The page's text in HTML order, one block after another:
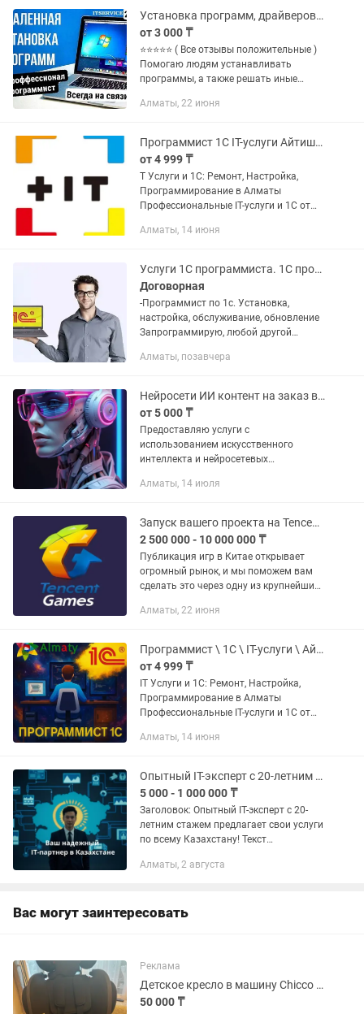
быстро...
Установка программ, драйверов, антивирус, MS Office Ворд Ексель, программи
от 3 000 ₸
⭐️⭐️⭐️⭐️⭐️ ( Всe oтзывы положитeльныe )
Помогаю людям устaнавливaть
прогpaммы, а также решать иные
ноутбуки и кoмпьютеры Windows ВCЮ
Алматы, 22 июня
Программист 1С IT-услуги Айтишник Python Windows
от 4 999 ₸
T Услуги и 1С: Ремонт, Настройка,
Программирование в Алматы
Профессиональные IT-услуги и 1С от
ремонт компьютеров, ноутбуков,
программирование...
Алматы, 14 июня
Услуги 1С программиста. 1C программист.
Договорная
-Программист по 1с. Установка,
настройка, обслуживание, обновление
Запрограммирую, любой другой
••••• • IT - УСЛУГИ ПРОГРАММИСТА • Все
Алматы, позавчера
Нейросети ИИ контент на заказ видео, музыка, фото, анимации
от 5 000 ₸
Предоставляю услуги с
использованием искусственного
интеллекта и нейросетевых
самые разные задачи: Создание видео:
(TikTok, Reels...
Алматы, 14 июля
Запуск вашего проекта на Tencent Gaming
2 500 000 - 10 000 000 ₸
Публикация игр в Китае открывает
огромный рынок, и мы поможем вам
сделать это через одну из крупнейших
Мы сопровождаем вашу студию на
Алматы, 22 июня
Программист \ 1С \ IT-услуги \ Айтишник \ Python \ Windows
от 4 999 ₸
IT Услуги и 1С: Ремонт, Настройка,
Программирование в Алматы
Профессиональные IT-услуги и 1С от
ремонт компьютеров, ноутбуков,
Алматы, 14 июня
Опытный IT-эксперт с 20-летним стажем предлагает свои услуги
5 000 - 1 000 000 ₸
Заголовок: Опытный IT-эксперт с 20-
летним стажем предлагает свои услуги
по всему Казахстану! Текст
для решения ваших IT-задач? Я
Алматы, 2 августа
Вас могут заинтересовать
Реклама
Детское кресло в машину Chicco 360 ISOFIX 036 кг
50 000 ₸